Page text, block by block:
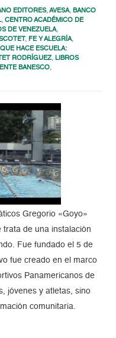
EDITORES,AVESA,BANCO
,CENTRO ACADÉMICO DE
DE VENEZUELA,
, FE Y ALEGRÍA,
HACE ESCUELA:
RODRÍGUEZ,LIBROS
BANESCO,
Gregorio «Goyo»
trata de una instalación
Fue fundado el 5 de
fue creado en el marco
Panamericanos de
jóvenes y atletas, sino
comunitaria.